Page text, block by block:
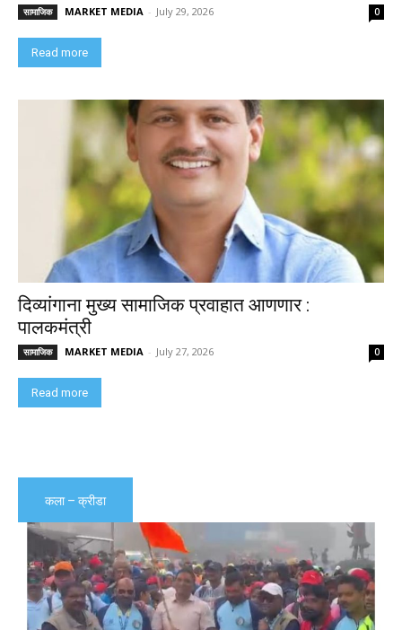
सामाजिक MARKET MEDIA - July 29, 2026 0
Read more
दिव्यांगाना मुख्य सामाजिक प्रवाहात आणणार :
पालकमंत्री
सामाजिक MARKET MEDIA - July 27, 2026 0
Read more
कला – क्रीडा